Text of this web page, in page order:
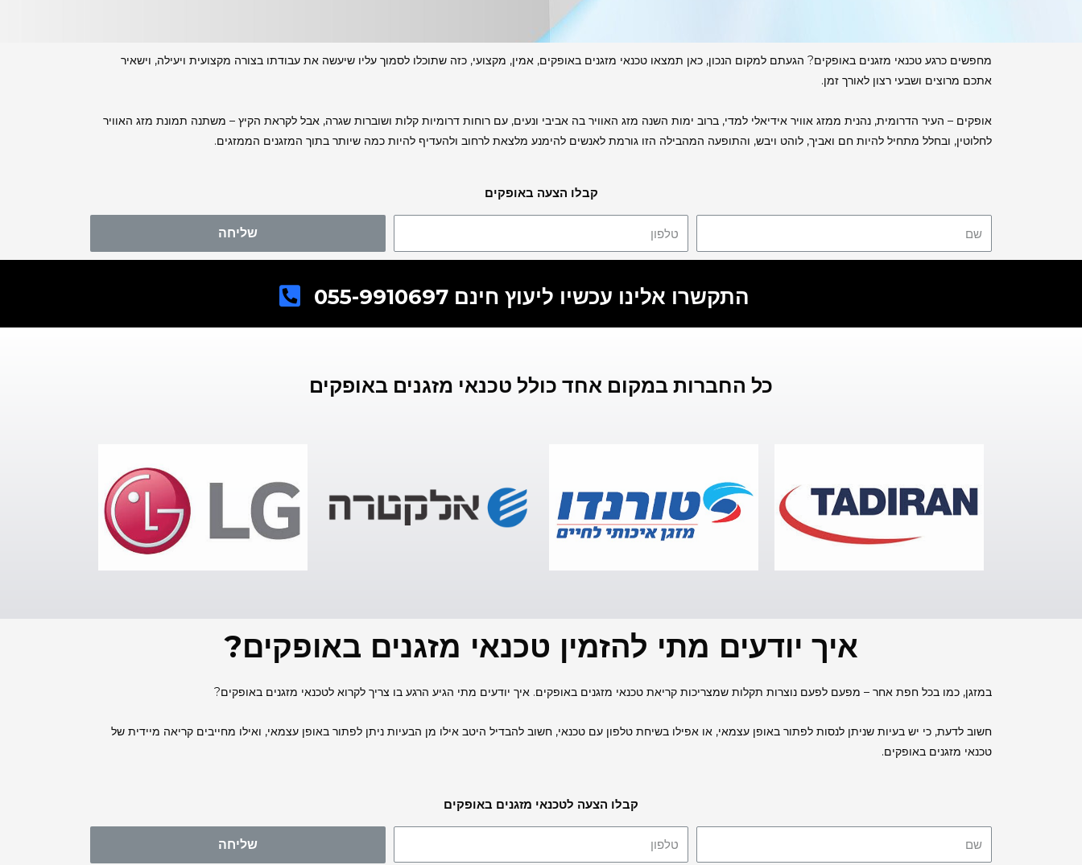
מחפשים כרגע טכנאי מזגנים באופקים? הגעתם למקום הנכון, כאן תמצאו טכנאי מזגנים באופקים, אמין, מקצועי, כזה שתוכלו לסמוך עליו שיעשה את עבודתו בצורה מקצועית ויעילה, וישאיר
אתכם מרוצים ושבעי רצון לאורך זמן.
אופקים – העיר הדרומית, נהנית ממזג אוויר אידיאלי למדי, ברוב ימות השנה מזג האוויר בה אביבי ונעים, עם רוחות דרומיות קלות ושוברות שגרה, אבל לקראת הקיץ – משתנה תמונת מזג האוויר
לחלוטין, ובחלל מתחיל להיות חם ואביך, לוהט ויבש, והתופעה המהבילה הזו גורמת לאנשים להימנע מלצאת לרחוב ולהעדיף להיות כמה שיותר בתוך המזגנים הממזגים.
קבלו הצעה באופקים
שליחה
התקשרו אלינו עכשיו ליעוץ חינם 055-9910697
כל החברות במקום אחד כולל טכנאי מזגנים באופקים
איך יודעים מתי להזמין טכנאי מזגנים באופקים?
במזגן, כמו בכל חפת אחר – מפעם לפעם נוצרות תקלות שמצריכות קריאת טכנאי מזגנים באופקים. איך יודעים מתי הגיע הרגע בו צריך לקרוא לטכנאי מזגנים באופקים?
חשוב לדעת, כי יש בעיות שניתן לנסות לפתור באופן עצמאי, או אפילו בשיחת טלפון עם טכנאי, חשוב להבדיל היטב אילו מן הבעיות ניתן לפתור באופן עצמאי, ואילו מחייבים קריאה מיידית של
טכנאי מזגנים באופקים.
קבלו הצעה לטכנאי מזגנים באופקים
שליחה